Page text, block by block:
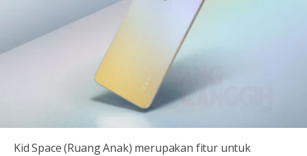
Kid Space (Ruang Anak) merupakan fitur untuk